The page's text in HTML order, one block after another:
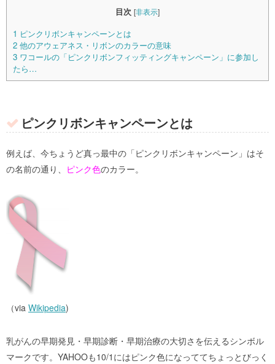
目次 [非表示]
1 ピンクリボンキャンペーンとは
2 他のアウェアネス・リボンのカラーの意味
3 ワコールの「ピンクリボンフィッティングキャンペーン」に参加し
たら…
ピンクリボンキャンペーンとは
例えば、今ちょうど真っ最中の「ピンクリボンキャンペーン」はそ
の名前の通り、 ピンク色のカラー。
（via Wikipedia)
乳がんの早期発見・早期診断・早期治療の大切さを伝えるシンボル
マークです。YAHOOも10/1にはピンク色になっててちょっとびっく